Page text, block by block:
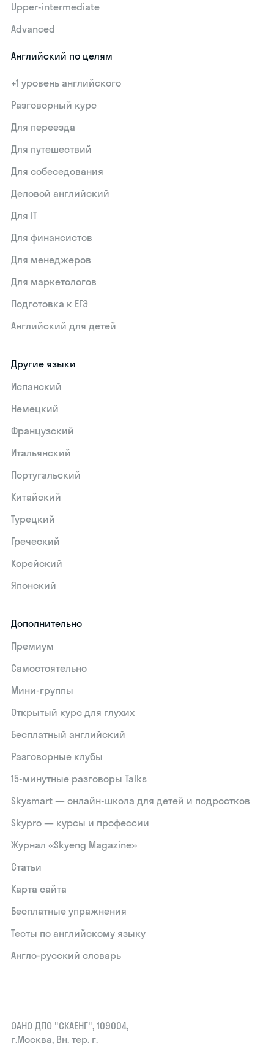
Upper-intermediate
Advanced
Английский по целям
+1 уровень английского
Разговорный курс
Для переезда
Для путешествий
Для собеседования
Деловой английский
Для IT
Для финансистов
Для менеджеров
Для маркетологов
Подготовка к ЕГЭ
Английский для детей
Другие языки
Испанский
Немецкий
Французский
Итальянский
Португальский
Китайский
Турецкий
Греческий
Корейский
Японский
Дополнительно
Премиум
Самостоятельно
Мини-группы
Открытый курс для глухих
Бесплатный английский
Разговорные клубы
15‑минутные разговоры Talks
Skysmart — онлайн-школа для детей и подростков
Skypro — курсы и профессии
Журнал «Skyeng Magazine»
Статьи
Карта сайта
Бесплатные упражнения
Тесты по английскому языку
Англо-русский словарь
ОАНО ДПО "СКАЕНГ", 109004,
г.Москва, Вн. тер. г.